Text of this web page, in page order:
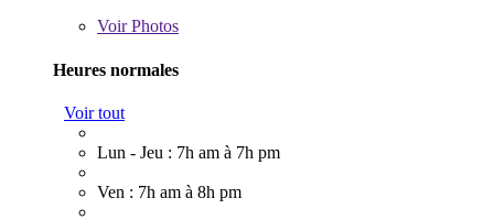
VoirPhotos
Heures normales
Voir tout
Lun - Jeu : 7h am à 7h pm
Ven : 7h am à 8h pm